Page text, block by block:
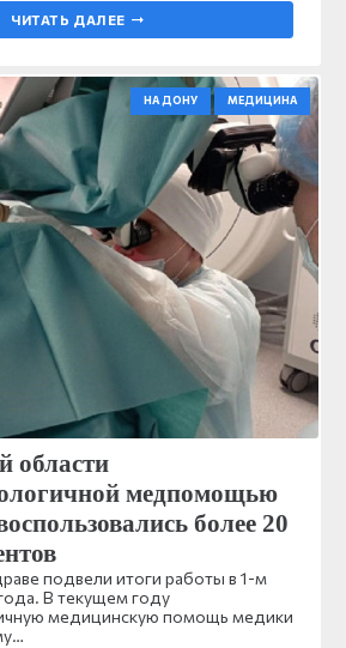
ЧИТАТЬ ДАЛЕЕ
НА ДОНУ МЕДИЦИНА
области
медпомощью
более 20
подвели итоги работы в 1-м
В текущем году
медицинскую помощь медики